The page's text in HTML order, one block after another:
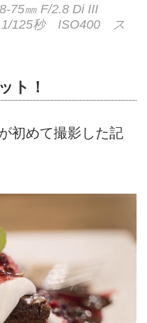
75㎜ F/2.8 Di III
125秒 ISO400 ス
ト！
初めて撮影した記